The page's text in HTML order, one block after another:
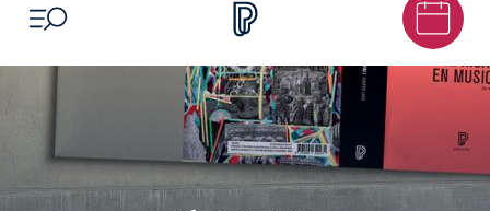
OUVRIR LE MENU